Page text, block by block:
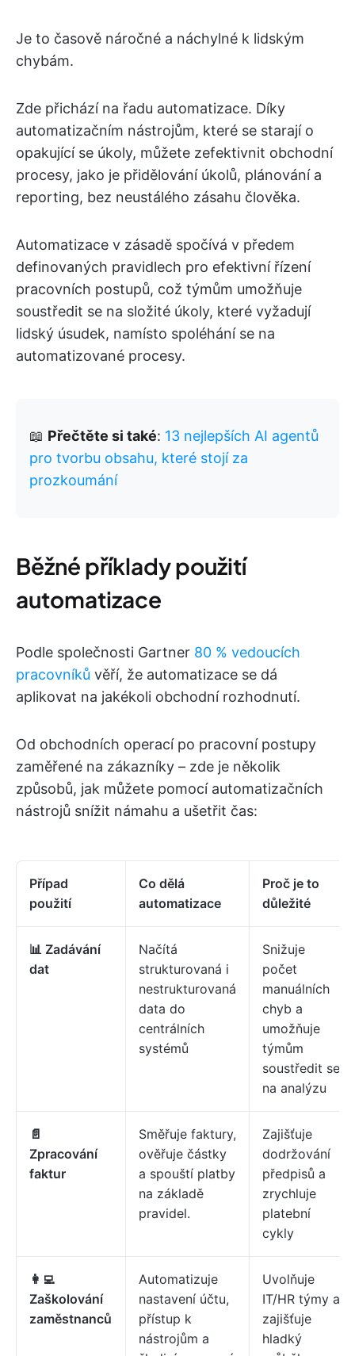
Je to časově náročné a náchylné k lidským
chybám.
Zde přichází na řadu automatizace. Díky
automatizačním nástrojům, které se starají o
opakující se úkoly, můžete zefektivnit obchodní
procesy, jako je přidělování úkolů, plánování a
reporting, bez neustálého zásahu člověka.
Automatizace v zásadě spočívá v předem
definovaných pravidlech pro efektivní řízení
pracovních postupů, což týmům umožňuje
soustředit se na složité úkoly, které vyžadují
lidský úsudek, namísto spoléhání se na
automatizované procesy.
📖 Přečtěte si také: 13 nejlepších AI agentů
pro tvorbu obsahu, které stojí za
prozkoumání
Běžné příklady použití
automatizace
Podle společnosti Gartner 80 % vedoucích
pracovníků věří, že automatizace se dá
aplikovat na jakékoli obchodní rozhodnutí.
Od obchodních operací po pracovní postupy
zaměřené na zákazníky – zde je několik
způsobů, jak můžete pomocí automatizačních
nástrojů snížit námahu a ušetřit čas:
Případ
použití
Co dělá
automatizace
Proč je to
důležité
📊 Zadávání
dat
Načítá
strukturovaná i
nestrukturovaná
data do
centrálních
systémů
Snižuje
počet
manuálních
chyb a
umožňuje
týmům
soustředit se
na analýzu
📄
Zpracování
faktur
Směřuje faktury,
ověřuje částky
a spouští platby
na základě
pravidel.
Zajišťuje
dodržování
předpisů a
zrychluje
platební
cykly
👩‍💻
Zaškolování
zaměstnanců
Automatizuje
nastavení účtu,
přístup k
nástrojům a
Uvolňuje
IT/HR týmy a
zajišťuje
hladký